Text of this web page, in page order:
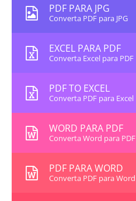
PDF PARA JPG
Converta PDF para JPG
EXCEL PARA PDF
Converta Excel para PDF
PDF TO EXCEL
Converta PDF para Excel
WORD PARA PDF
Converta Word para PDF
PDF PARA WORD
Converta PDF para Word